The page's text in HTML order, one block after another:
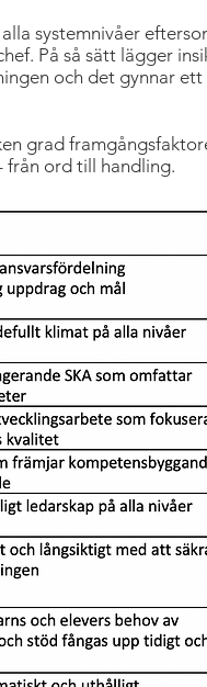
systemnivåer
På så sätt lägger
och det gynnar ett
grad
från ord till handling.